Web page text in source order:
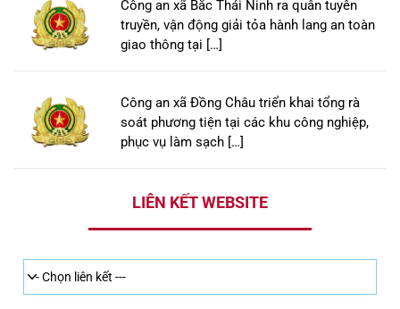
Công an xã Bắc Thái Ninh ra quân tuyên
truyền, vận động giải tỏa hành lang an toàn
giao thông tại […]
Công an xã Đồng Châu triển khai tổng rà
soát phương tiện tại các khu công nghiệp,
phục vụ làm sạch […]
LIÊN KẾT WEBSITE